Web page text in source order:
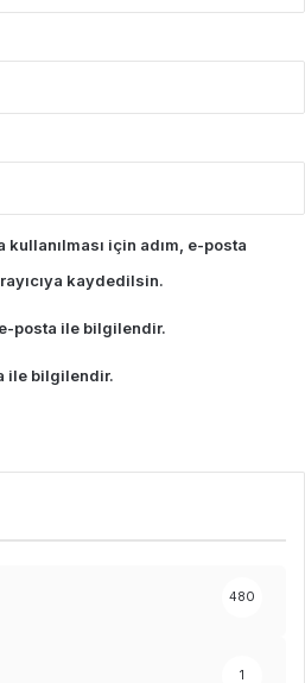
kullanılması için adım, e-posta
kaydedilsin.
posta ile bilgilendir.
ile bilgilendir.
480
1